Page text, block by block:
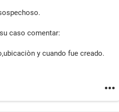
caso comentar:
y cuando fue creado.